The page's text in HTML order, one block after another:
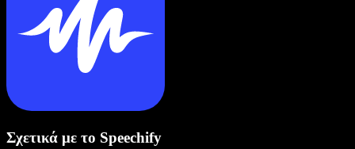
Σχετικά με το Speechify